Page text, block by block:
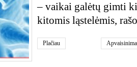
– vaikai galėtų gimti
kitomis ląstelėmis,
Plačiau